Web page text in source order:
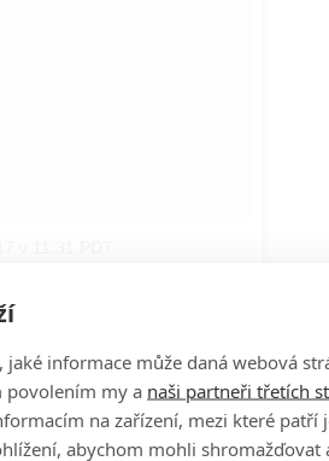
bitva osudnou.
že je jeho cesta u
a měly by přežít. Nakonec
Mohly to být jiné
jsem se však cítil
jaké informace může daná webová
povolením my a naši partneři třetích
na zařízení, mezi které patří
abychom mohli shromažďovat